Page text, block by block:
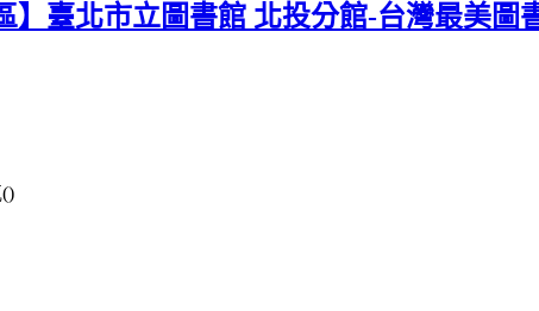
】臺北市立圖書館 北投分館-台灣最美圖
)